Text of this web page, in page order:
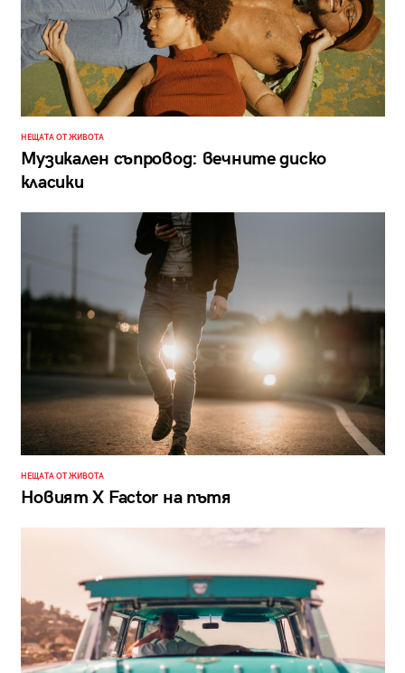
НЕЩАТА ОТ ЖИВОТА
Музикален съпровод: вечните диско
класики
НЕЩАТА ОТ ЖИВОТА
Новият Х Factor на пътя